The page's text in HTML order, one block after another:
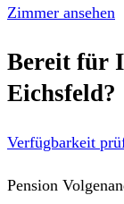
Zimmer ansehen
Bereit für
Eichsfeld?
Verfügbarkeit
Pension